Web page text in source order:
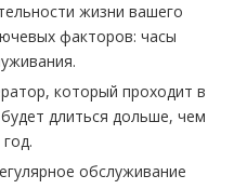
жизни вашего
факторов: часы
который проходит в
длиться дольше, чем
обслуживание